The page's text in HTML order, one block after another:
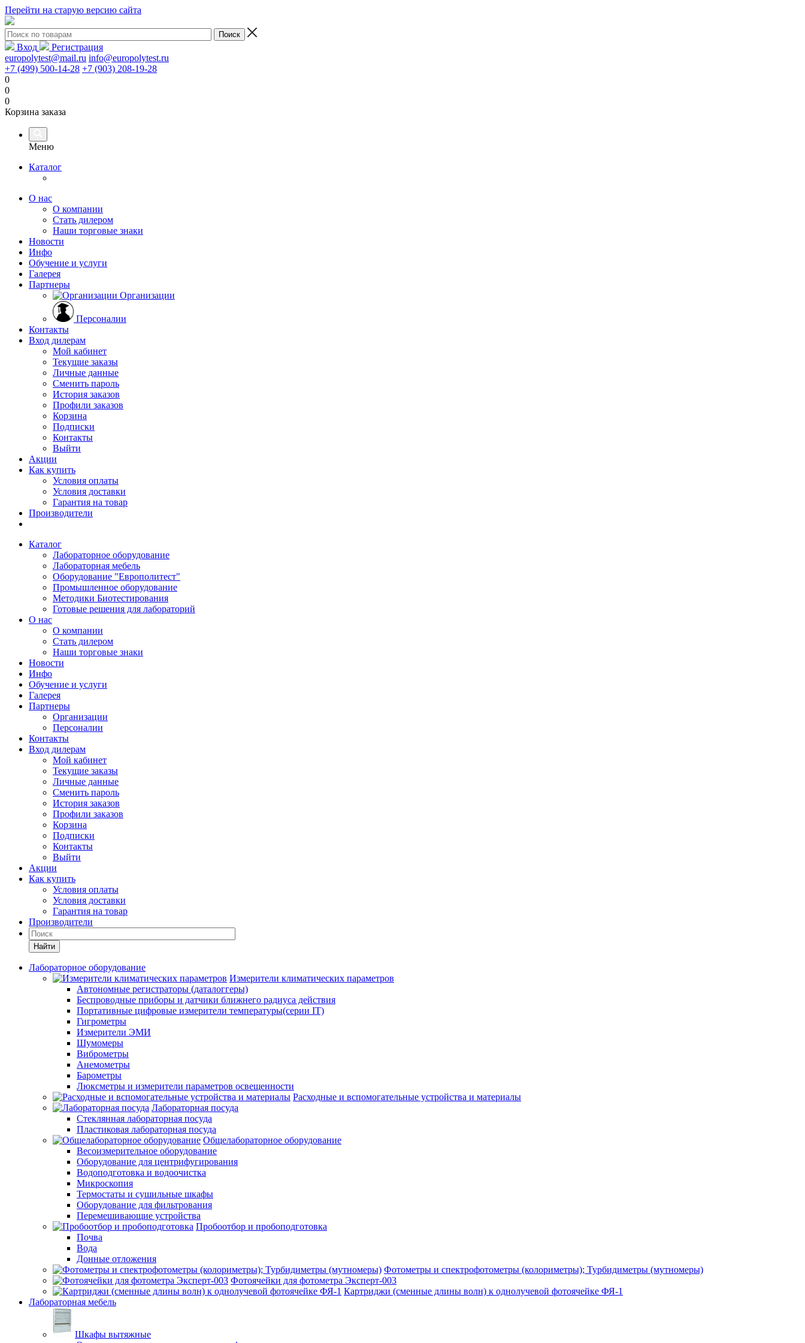
Перейти на старую версию сайта
Вход
Регистрация
europolytest@mail.ru info@europolytest.ru
+7 (499) 500-14-28 +7 (903) 208-19-28
0
0
0
Корзина заказа
Меню
Каталог
О нас
О компании
Стать дилером
Наши торговые знаки
Новости
Инфо
Обучение и услуги
Галерея
Партнеры
Организации
Персоналии
Контакты
Вход дилерам
Мой кабинет
Текущие заказы
Личные данные
Сменить пароль
История заказов
Профили заказов
Корзина
Подписки
Контакты
Выйти
Акции
Как купить
Условия оплаты
Условия доставки
Гарантия на товар
Производители
Каталог
Лабораторное оборудование
Лабораторная мебель
Оборудование "Европолитест"
Промышленное оборудование
Методики Биотестирования
Готовые решения для лабораторий
О нас
О компании
Стать дилером
Наши торговые знаки
Новости
Инфо
Обучение и услуги
Галерея
Партнеры
Организации
Персоналии
Контакты
Вход дилерам
Мой кабинет
Текущие заказы
Личные данные
Сменить пароль
История заказов
Профили заказов
Корзина
Подписки
Контакты
Выйти
Акции
Как купить
Условия оплаты
Условия доставки
Гарантия на товар
Производители
Найти
Лабораторное оборудование
Измерители климатических параметров
Автономные регистраторы (даталоггеры)
Беспроводные приборы и датчики ближнего радиуса действия
Портативные цифровые измерители температуры(серии IT)
Гигрометры
Измерители ЭМИ
Шумомеры
Виброметры
Анемометры
Барометры
Люксметры и измерители параметров освещенности
Расходные и вспомогательные устройства и материалы
Лабораторная посуда
Стеклянная лабораторная посуда
Пластиковая лабораторная посуда
Общелабораторное оборудование
Весоизмерительное оборудование
Оборудование для центрифугирования
Водоподготовка и водоочистка
Микроскопия
Термостаты и сушильные шкафы
Оборудование для фильтрования
Перемешивающие устройства
Пробоотбор и пробоподготовка
Почва
Вода
Донные отложения
Фотометры и спектрофотометры (колориметры); Турбидиметры (мутномеры)
Фотоячейки для фотометра Эксперт-003
Картриджи (сменные длины волн) к однолучевой фотоячейке ФЯ-1
Лабораторная мебель
Шкафы вытяжные